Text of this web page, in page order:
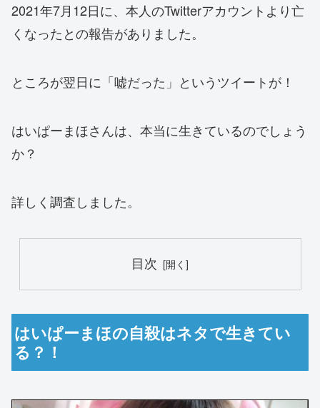
2021年7月12日に、本人のTwitterアカウントより亡
くなったとの報告がありました。
ところが翌日に「嘘だった」というツイートが！
はいぱーまほさんは、本当に生きているのでしょう
か？
詳しく調査しました。
目次
はいぱーまほの自殺はネタで生きてい
る？！